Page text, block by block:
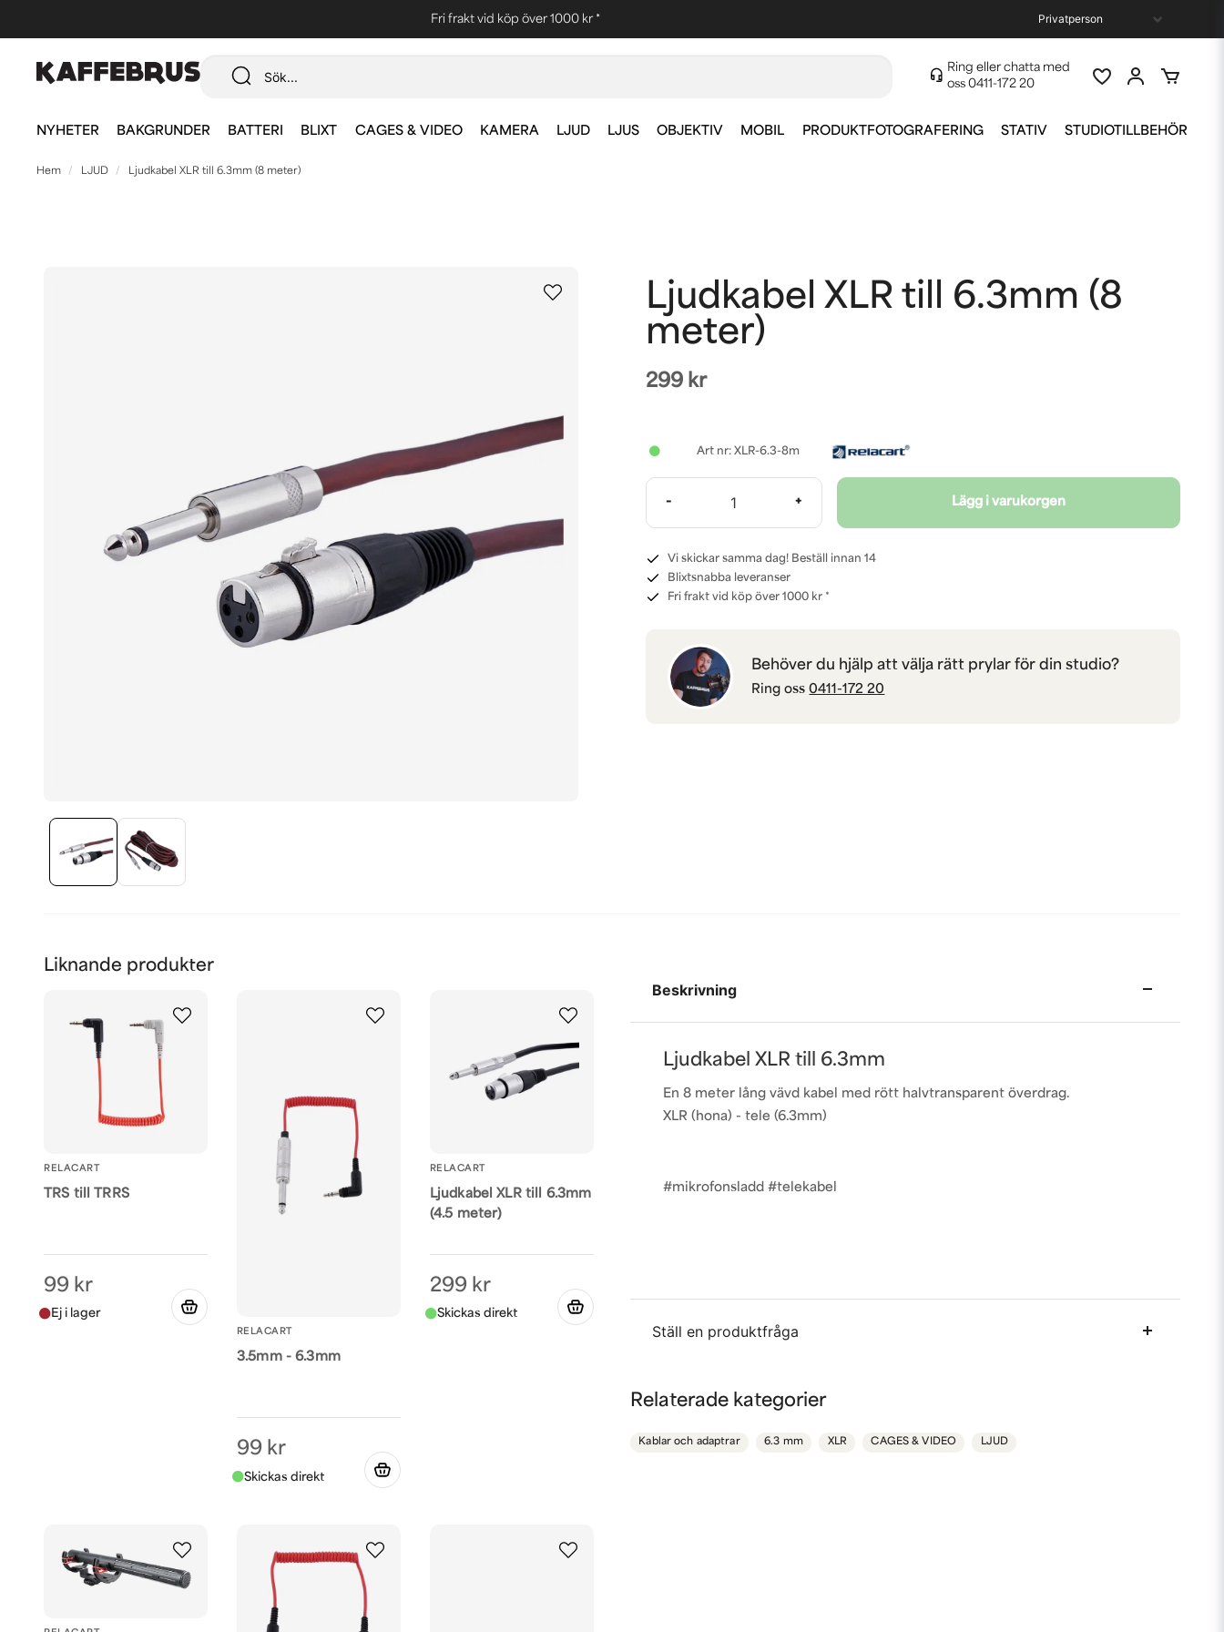
Fri frakt vid köp över 1000 kr *
Ring eller chatta med
oss 0411-172 20
NYHETER BAKGRUNDER BATTERI BLIXT CAGES & VIDEO KAMERA LJUD LJUS OBJEKTIV MOBIL PRODUKTFOTOGRAFERING STATIV STUDIOTILLBEHÖR
Hem LJUD Ljudkabel XLR till 6.3mm (8 meter)
Ljudkabel XLR till 6.3mm (8
meter)
299 kr
XLR-6.3-8m
- + Lägg i varukorgen
Vi skickar samma dag! Beställ innan 14
Blixtsnabba leveranser
Fri frakt vid köp över 1000 kr *
Behöver du hjälp att välja rätt prylar för din studio?
Ring oss0411-172 20
Liknande produkter
RELACART
TRS till TRRS
99 kr
RELACART
3.5mm - 6.3mm
99 kr
RELACART
Ljudkabel XLR till 6.3mm
(4.5 meter)
299 kr
Beskrivning
Ljudkabel XLR till 6.3mm
En 8 meter lång vävd kabel med rött halvtransparent överdrag.
XLR (hona) - tele (6.3mm)
#mikrofonsladd #telekabel
Ställ en produktfråga
Fråga oss något om denna produkten...
Relaterade kategorier
Kablar och adaptrar 6.3 mm XLR CAGES & VIDEO LJUD